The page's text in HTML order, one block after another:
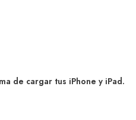
de cargar tus iPhone y iPad.